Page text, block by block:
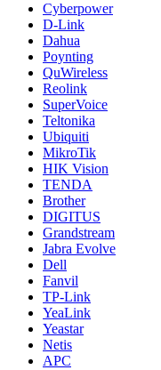
Cyberpower
D-Link
Dahua
Poynting
QuWireless
Reolink
SuperVoice
Teltonika
Ubiquiti
MikroTik
HIK Vision
TENDA
Brother
DIGITUS
Grandstream
Jabra Evolve
Dell
Fanvil
TP-Link
YeaLink
Yeastar
Netis
APC